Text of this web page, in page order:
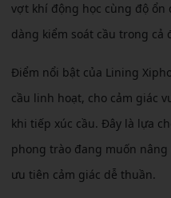
vợt khí động học cùng độ
dàng kiểm soát cầu trong cả
Điểm nổi bật của Lining
cầu linh hoạt, cho cảm giác
khi tiếp xúc cầu. Đây là lựa
phong trào đang muốn
ưu tiên cảm giác dễ thuần.